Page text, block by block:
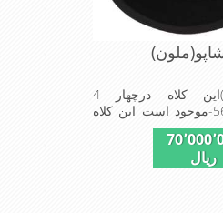
کلاه شاپو(ملون)این کلاه درچهار 4
سایز-59-58-57-56-موجود است این کلاه
است
ریال